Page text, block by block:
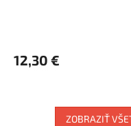
12,30 €
ZOBRAZIŤ